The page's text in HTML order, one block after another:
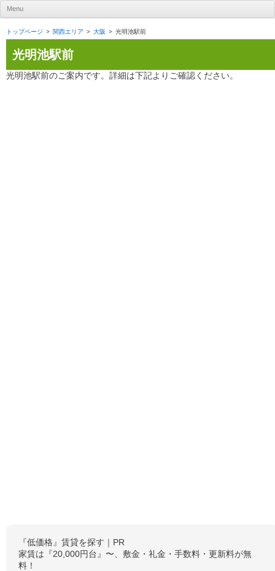
UR賃貸住宅ナビ
Menu
トップページ 関西エリア 大阪 光明池駅前
光明池駅前
光明池駅前のご案内です。詳細は下記よりご確認ください。
『低価格』賃貸を探す｜PR
家賃は『20,000円台』〜、敷金・礼金・手数料・更新料が無
料！